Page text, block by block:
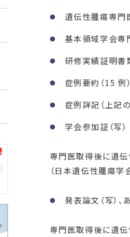
遺伝性腫瘍専門
基本領域学会専
研修実績証明書
症例要約（15 例）
症例詳記（上記
学会参加証（写）
専門医取得後に遺
（日本遺伝性腫瘍学
発表論文（写）、
専門医取得後に遺伝